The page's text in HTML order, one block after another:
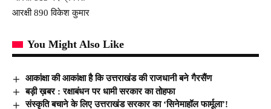
आरक्षी 890 विकेश कुमार
You Might Also Like
आकांक्षा की आकांक्षा है कि उत्तराखंड की राजधानी बने गैरसैंण
बड़ी ख़बर : रक्षाबंधन पर धामी सरकार का तोहफा
संस्कृति बचाने के लिए उत्तराखंड सरकार का ‘सिनेमाहॉल फार्मूला’!